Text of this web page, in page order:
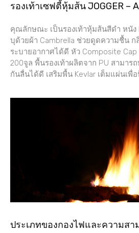
รองเท้าเซฟตี้หุ้มส้น JOGGER –
คุณลักษณะ เป็นรองเท้าหุ้มส้นสีดำ หนัง
บุด้วยผ้า Cambrella ช่วยดูดความชื้น ก
ระบายอากาศได้ดี หัว Composite
200จูล พื้นรองเท้าผลิตจาก PU สามา
กันลื่นได้ดี เสริมพื้น Kevlar เต็มแผ่นเพื่
ประเภทของกองไฟและความสา